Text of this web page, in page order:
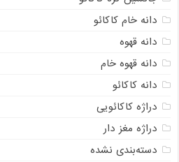
دانه خام کاکائو
دانه قهوه
دانه قهوه خام
دانه کاکائو
دراژه کاکائویی
دراژه مغز دار
دسته‌بندی نشده